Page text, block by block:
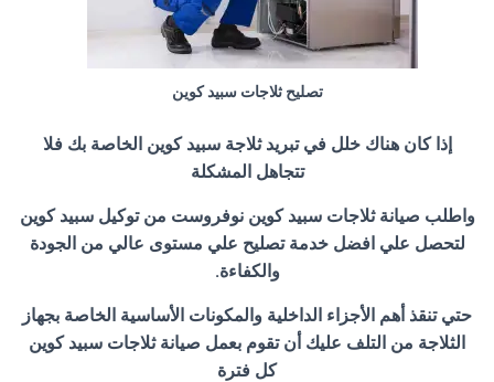
تصليح ثلاجات سبيد كوين
إذا كان هناك خلل في تبريد ثلاجة سبيد كوين الخاصة بك فلا
تتجاهل المشكلة
واطلب صيانة ثلاجات سبيد كوين نوفروست من توكيل سبيد كوين
لتحصل علي افضل خدمة تصليح علي مستوى عالي من الجودة
والكفاءة.
حتي تنقذ أهم الأجزاء الداخلية والمكونات الأساسية الخاصة بجهاز
الثلاجة من التلف عليك أن تقوم بعمل صيانة ثلاجات سبيد كوين
كل فترة